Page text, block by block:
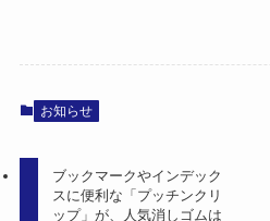
お知らせ
ブックマークやインデック
スに便利な「プッチンクリ
ップ」が、人気消しゴムは